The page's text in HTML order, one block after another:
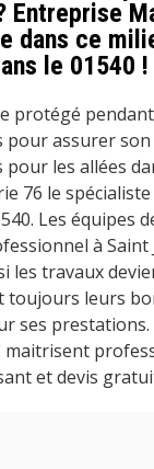
Entreprise
dans ce
le 01540 !
protégé
pour assurer
les allées
76 le
Les équipes
à Saint
les travaux
toujours leurs
ses prestations.
et devis